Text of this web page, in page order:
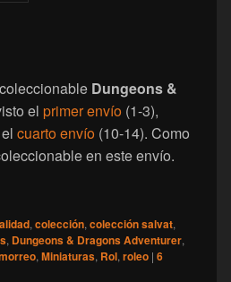
Dungeons &
el primer envío (1-3),
cuarto envío (10-14). Como
en este envío.
Quinto envío (números 15-19)
,colección,colección salvat,
, Dungeons & Dragons Adventurer,
,Miniaturas, Rol,roleo | 6